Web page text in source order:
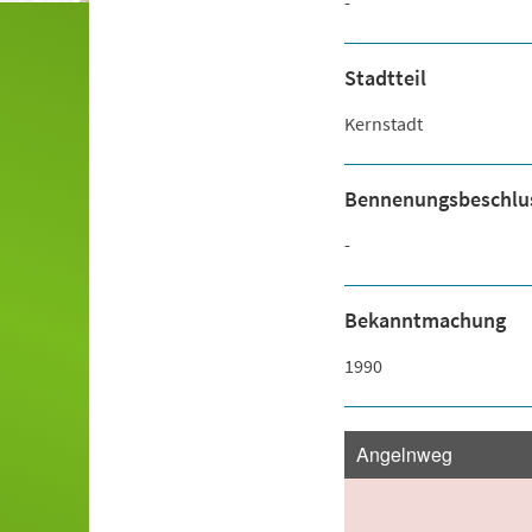
Stadtteil
Kernstadt
-
Bekanntmachung
1990
Angelnweg